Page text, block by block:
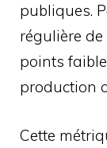
publiques.
régulière de
points
production
Cette